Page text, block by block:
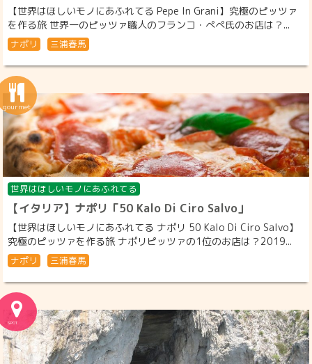
【世界はほしいモノにあふれてる Pepe In Grani】究極のピッツァ
を作る旅 世界一のピッツァ職人のフランコ・ぺぺ氏のお店は？...
ナポリ 三浦春馬
世界はほしいモノにあふれてる
【イタリア】ナポリ「50 Kalo Di Ciro Salvo」
【世界はほしいモノにあふれてる ナポリ 50 Kalo Di Ciro Salvo】
究極のピッツァを作る旅 ナポリピッツァの1位のお店は？2019...
ナポリ 三浦春馬